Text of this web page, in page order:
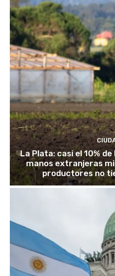
La Plata: casi el 10%
manos extranjeras
productores no